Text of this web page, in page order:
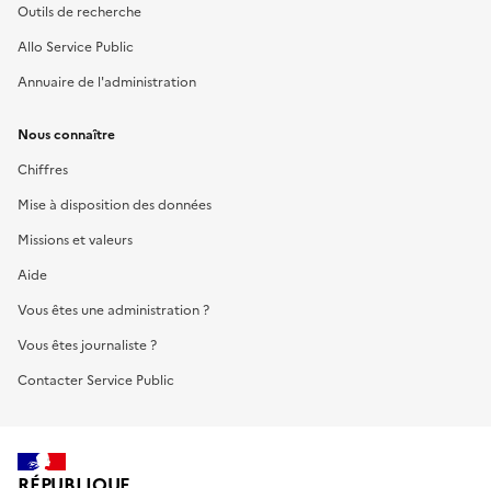
Outils de recherche
Allo Service Public
Annuaire de l'administration
Nous connaître
Chiffres
Mise à disposition des données
Missions et valeurs
Aide
Vous êtes une administration ?
Vous êtes journaliste ?
Contacter Service Public